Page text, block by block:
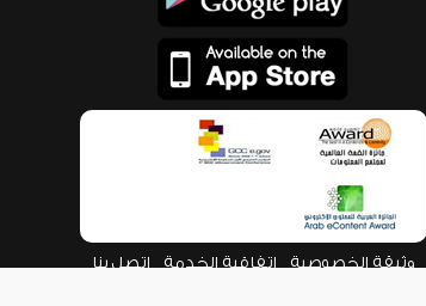
وثيقة الخصوصية اتفاقية الخدمة اتصل بنا